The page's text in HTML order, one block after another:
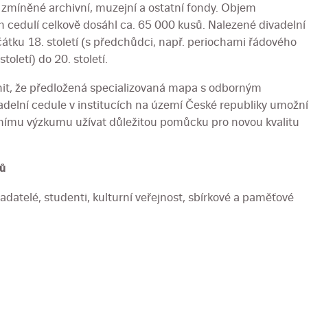
archivní, muzejní a ostatní fondy. Objem
cedulí celkově dosáhl ca. 65 000 kusů. Nalezené divadelní
18. století (s předchůdci, např. periochami řádového
do 20. století.
že předložená specializovaná mapa s odborným
cedule v institucích na území České republiky umožní
výzkumu užívat důležitou pomůcku pro novou kvalitu
studenti, kulturní veřejnost, sbírkové a paměťové